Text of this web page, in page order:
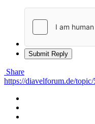
Submit Reply
Share
https://diavelforum.de/